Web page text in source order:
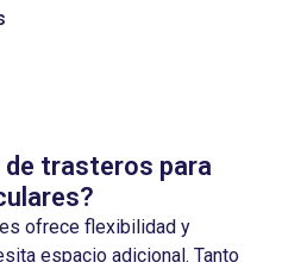
de trasteros para
ofrece flexibilidad y
espacio adicional . Tanto